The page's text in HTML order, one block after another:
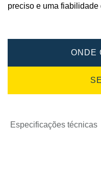
preciso e uma fiabilidade
ONDE
Especificações técnicas